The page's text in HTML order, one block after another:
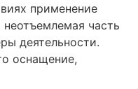
применение
часть
деятельности.
оснащение,